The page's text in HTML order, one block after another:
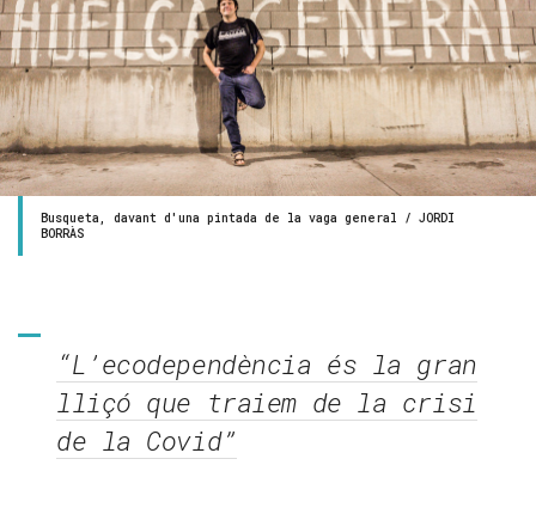
Busqueta, davant d'una pintada de la vaga general / JORDI
BORRÀS
“L’ecodependència és la gran
lliçó que traiem de la crisi
de la Covid”